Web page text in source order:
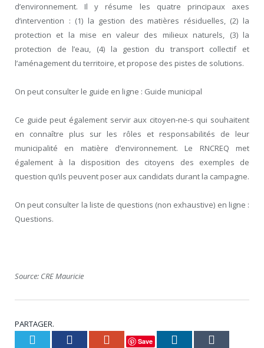
d’environnement. Il y résume les quatre principaux axes
d’intervention : (1) la gestion des matières résiduelles, (2) la
protection et la mise en valeur des milieux naturels, (3) la
protection de l’eau, (4) la gestion du transport collectif et
l’aménagement du territoire, et propose des pistes de solutions.
On peut consulter le guide en ligne : Guide municipal
Ce guide peut également servir aux citoyen-ne-s qui souhaitent
en connaître plus sur les rôles et responsabilités de leur
municipalité en matière d’environnement. Le RNCREQ met
également à la disposition des citoyens des exemples de
question qu’ils peuvent poser aux candidats durant la campagne.
On peut consulter la liste de questions (non exhaustive) en ligne :
Questions.
Source: CRE Mauricie
PARTAGER.
Twitter Facebook Google+
Save LinkedIn